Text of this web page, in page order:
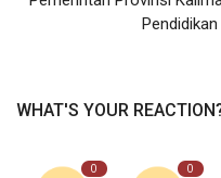
WHAT'S YOUR
0 0